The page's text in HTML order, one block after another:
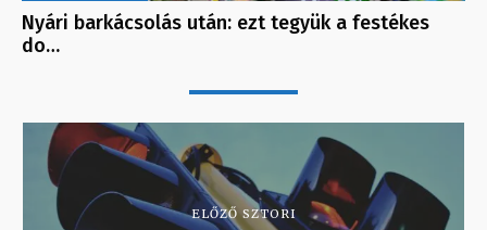
Nyári barkácsolás után: ezt tegyük a festékes
do…
ELŐZŐ SZTORI